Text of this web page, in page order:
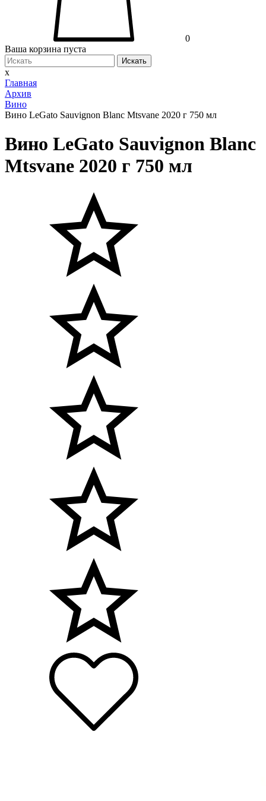
0
Ваша корзина пуста
Искать
x
Главная
Архив
Вино
Вино LeGato Sauvignon Blanc Mtsvane 2020 г 750 мл
Вино LeGato Sauvignon Blanc
Mtsvane 2020 г 750 мл